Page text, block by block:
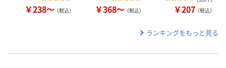
￥238～ （税込） ￥368～ （税込） ￥207 （税込）
ランキングをもっと見る